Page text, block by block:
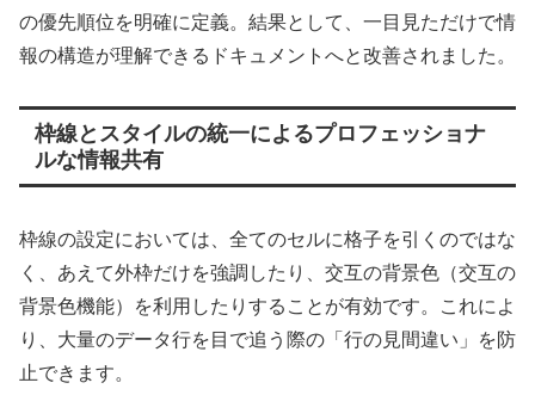
の優先順位を明確に定義。結果として、一目見ただけで情
報の構造が理解できるドキュメントへと改善されました。
枠線とスタイルの統一によるプロフェッショナ
ルな情報共有
枠線の設定においては、全てのセルに格子を引くのではな
く、あえて外枠だけを強調したり、交互の背景色（交互の
背景色機能）を利用したりすることが有効です。これによ
り、大量のデータ行を目で追う際の「行の見間違い」を防
止できます。